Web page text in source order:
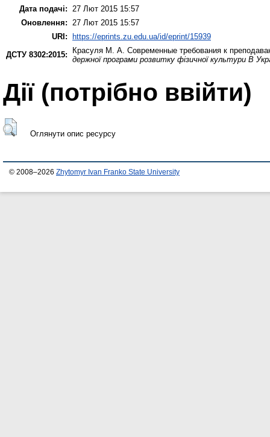
Дата подачі:
27 Лют 2015 15:57
Оновлення:
27 Лют 2015 15:57
URI: https://eprints.zu.edu.ua/id/eprint/15939
ДСТУ 8302:2015:
Красуля М. А. Современные требования к
держної програми розвитку фізичної культури В
Дії ​​(потрібно ввійти)
Оглянути опис ресурсу
© 2008–2026 Zhytomyr Ivan Franko State University